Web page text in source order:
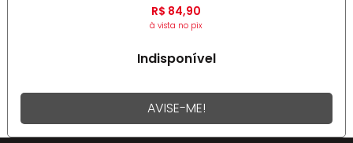
R$ 84,90
à vista no pix
Indisponível
AVISE-ME!